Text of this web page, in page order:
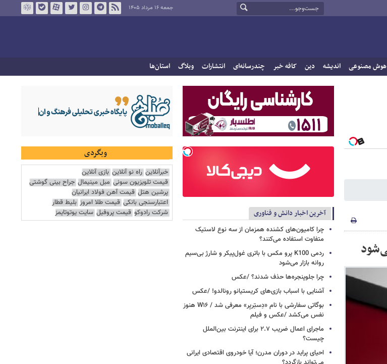
جمعه ۱۶ مرداد ۱۴۰۵
هوش مصنوعی اندیشه دین کافه خبر چندرسانه‌ای انتشارات وبلاگ استان‌ها
آخرین اخبار دانش و فناوری
چرا کامیون‌های کشنده همزمان از سه نوع لاستیک
متفاوت استفاده می‌کنند؟
ردمی K100 پرو مکس با باتری غول‌پیکر و شارژ بی‌سیم
روانه بازار می‌شود
چرا جلوپنجره‌ها حذف شدند؟ /عکس
آشنایی با اسباب‌ بازی‌های کریستیانو رونالدو! /عکس
بوگاتی سفارشی با نام «دِستِریِر» معرفی شد / W۱۶ هنوز
نفس می‌کشد /عکس و فیلم
ماجرای اعمال ضریب ۲.۷ برای اینترنت بین‌الملل
چیست؟
احیای پراید در دوران مدرن؛ آیا خودروی اقتصادی ایرانی
وبگردی
خبرآنلاین راه نو آنلاین بازی آنلاین
قیمت تلویزیون سونی مبل مینیمال جراح بینی گوشتی
پرشین هتل قیمت آهن فولاد ایرانیان
اعتبارسنجی بانکی قیمت طلا امروز بلیط قطار
شرکت رادوکو قیمت پروفیل سایت یوتوتایمز